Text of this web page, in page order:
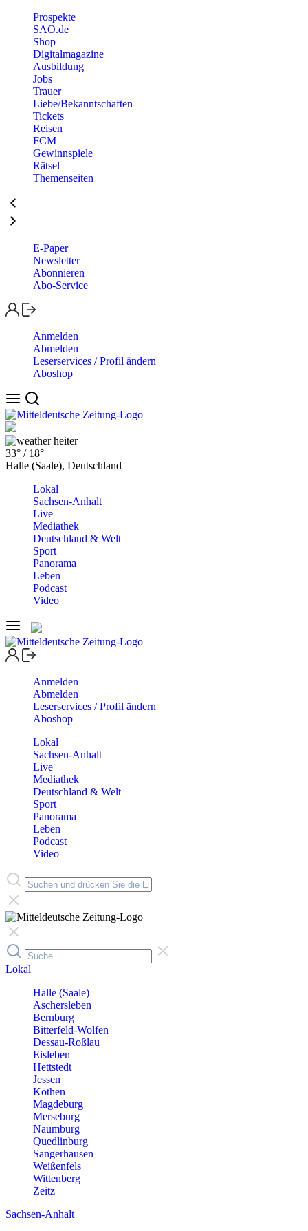
Prospekte
SAO.de
Shop
Digitalmagazine
Ausbildung
Jobs
Trauer
Liebe/Bekanntschaften
Tickets
Reisen
FCM
Gewinnspiele
Rätsel
Themenseiten
E-Paper
Newsletter
Abonnieren
Abo-Service
Anmelden
Abmelden
Leserservices / Profil ändern
Aboshop
heiter
33° / 18°
Halle (Saale), Deutschland
Lokal
Sachsen-Anhalt
Live
Mediathek
Deutschland & Welt
Sport
Panorama
Leben
Podcast
Video
Anmelden
Abmelden
Leserservices / Profil ändern
Aboshop
Lokal
Sachsen-Anhalt
Live
Mediathek
Deutschland & Welt
Sport
Panorama
Leben
Podcast
Video
Lokal
Halle (Saale)
Aschersleben
Bernburg
Bitterfeld-Wolfen
Dessau-Roßlau
Eisleben
Hettstedt
Jessen
Köthen
Magdeburg
Merseburg
Naumburg
Quedlinburg
Sangerhausen
Weißenfels
Wittenberg
Zeitz
Sachsen-Anhalt